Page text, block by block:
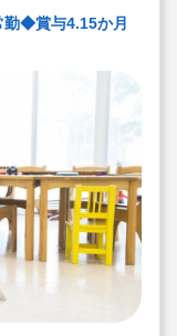
◆賞与4.15か月